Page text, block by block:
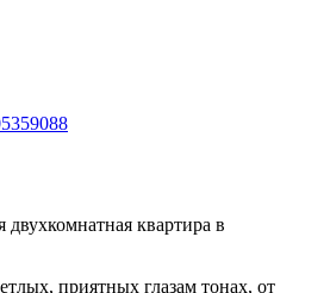
квартира в
приятных глазам тонах, от